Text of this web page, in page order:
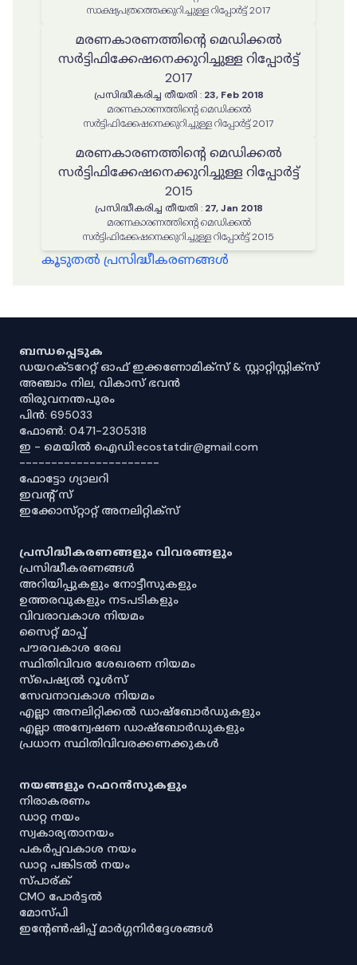
സാക്ഷ്യപത്രത്തെക്കുറിച്ചുള്ള റിപ്പോർട്ട് 2017
മരണകാരണത്തിൻ്റെ മെഡിക്കൽ
സർട്ടിഫിക്കേഷനെക്കുറിച്ചുള്ള റിപ്പോർട്ട്
2017
പ്രസിദ്ധീകരിച്ച തീയതി : 23, Feb 2018
മരണകാരണത്തിൻ്റെ മെഡിക്കൽ
സർട്ടിഫിക്കേഷനെക്കുറിച്ചുള്ള റിപ്പോർട്ട് 2017
മരണകാരണത്തിൻ്റെ മെഡിക്കൽ
സർട്ടിഫിക്കേഷനെക്കുറിച്ചുള്ള റിപ്പോർട്ട്
2015
പ്രസിദ്ധീകരിച്ച തീയതി : 27, Jan 2018
മരണകാരണത്തിൻ്റെ മെഡിക്കൽ
സർട്ടിഫിക്കേഷനെക്കുറിച്ചുള്ള റിപ്പോർട്ട് 2015
കൂടുതൽ പ്രസിദ്ധീകരണങ്ങൾ
ബന്ധപ്പെടുക
ഡയറക്ടറേറ്റ് ഓഫ് ഇക്കണോമിക്സ് & സ്റ്റാറ്റിസ്റ്റിക്സ്
അഞ്ചാം നില, വികാസ് ഭവൻ
തിരുവനന്തപുരം
പിൻ: 695033
ഫോൺ: 0471-2305318
ഇ - മെയിൽ ഐഡി:ecostatdir@gmail.com
----------------------
ഫോട്ടോ ഗ്യാലറി
ഇവൻ്റ് സ്
ഇക്കോസ്‌റ്റാറ്റ് അനലിറ്റിക്‌സ്
പ്രസിദ്ധീകരണങ്ങളും വിവരങ്ങളും
പ്രസിദ്ധീകരണങ്ങൾ
അറിയിപ്പുകളും നോട്ടീസുകളും
ഉത്തരവുകളും നടപടികളും
വിവരാവകാശ നിയമം
സൈറ്റ് മാപ്പ്
പൗരവകാശ രേഖ
സ്ഥിതിവിവര ശേഖരണ നിയമം
സ്‌പെഷ്യൽ റൂൾസ്
സേവനാവകാശ നിയമം
എല്ലാ അനലിറ്റിക്കൽ ഡാഷ്‌ബോർഡുകളും
എല്ലാ അന്വേഷണ ഡാഷ്‌ബോർഡുകളും
പ്രധാന സ്ഥിതിവിവരക്കണക്കുകൾ
നയങ്ങളും റഫറൻസുകളും
നിരാകരണം
ഡാറ്റ നയം
സ്വകാര്യതാനയം
പകർപ്പവകാശ നയം
ഡാറ്റ പങ്കിടൽ നയം
സ്പാര്ക്
CMO പോർട്ടൽ
മോസ്പി
ഇൻ്റേൺഷിപ്പ് മാർഗ്ഗനിർദ്ദേശങ്ങൾ